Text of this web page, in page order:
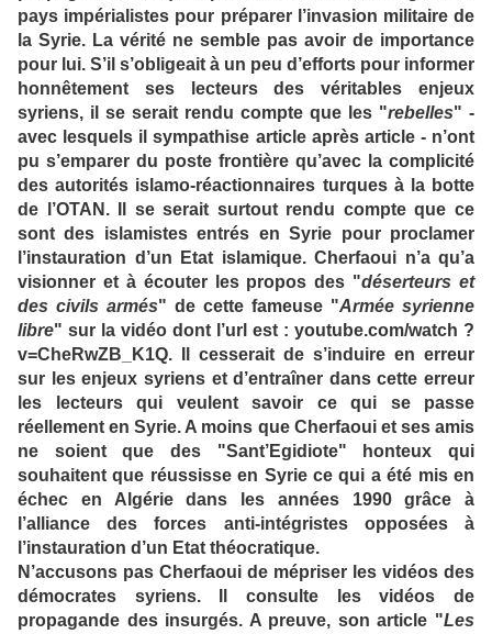
pays impérialistes pour préparer l’invasion militaire de
la Syrie. La vérité ne semble pas avoir de importance
pour lui. S’il s’obligeait à un peu d’efforts pour informer
honnêtement ses lecteurs des véritables enjeux
syriens, il se serait rendu compte que les "rebelles" -
avec lesquels il sympathise article après article - n’ont
pu s’emparer du poste frontière qu’avec la complicité
des autorités islamo-réactionnaires turques à la botte
de l’OTAN. Il se serait surtout rendu compte que ce
sont des islamistes entrés en Syrie pour proclamer
l’instauration d’un Etat islamique. Cherfaoui n’a qu’a
visionner et à écouter les propos des "déserteurs et
des civils armés" de cette fameuse "Armée syrienne
libre" sur la vidéo dont l’url est : youtube.com/watch ?
v=CheRwZB_K1Q. Il cesserait de s’induire en erreur
sur les enjeux syriens et d’entraîner dans cette erreur
les lecteurs qui veulent savoir ce qui se passe
réellement en Syrie. A moins que Cherfaoui et ses amis
ne soient que des "Sant’Egidiote" honteux qui
souhaitent que réussisse en Syrie ce qui a été mis en
échec en Algérie dans les années 1990 grâce à
l’alliance des forces anti-intégristes opposées à
l’instauration d’un Etat théocratique.
N’accusons pas Cherfaoui de mépriser les vidéos des
démocrates syriens. Il consulte les vidéos de
propagande des insurgés. A preuve, son article "Les